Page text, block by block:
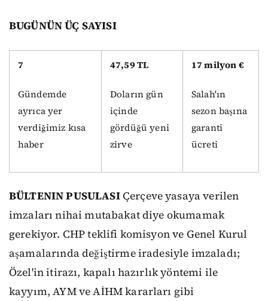
BUGÜNÜN ÜÇ SAYISI
7
Gündemde
ayrıca yer
verdiğimiz kısa
haber
47,59 TL
Doların gün
içinde
gördüğü yeni
zirve
17 milyon €
Salah'ın
sezon başına
garanti
ücreti
BÜLTENIN PUSULASIÇerçeve yasaya verilen
imzaları nihai mutabakat diye okumamak
gerekiyor. CHP teklifi komisyon ve Genel Kurul
aşamalarında değiştirme iradesiyle imzaladı;
Özel'in itirazı, kapalı hazırlık yöntemi ile
kayyım, AYM ve AİHM kararları gibi